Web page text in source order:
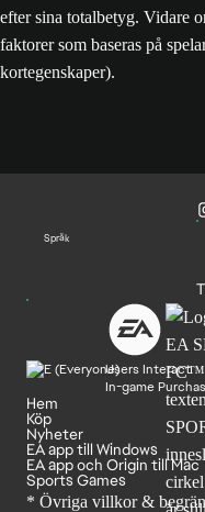
efter sina totalbetyg. Vidare
faktorer som baseras på
kortegenskaper).
Språk
Users Interact
In-game
Hem
Köp
Nyheter
EA app till Windows
EA app och Origin till Mac
Sports Games
* Övriga villkor &